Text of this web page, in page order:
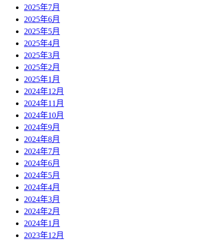
2025年7月
2025年6月
2025年5月
2025年4月
2025年3月
2025年2月
2025年1月
2024年12月
2024年11月
2024年10月
2024年9月
2024年8月
2024年7月
2024年6月
2024年5月
2024年4月
2024年3月
2024年2月
2024年1月
2023年12月